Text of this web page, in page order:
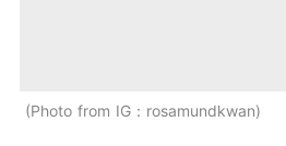
Photo from IG：rosamundkwan